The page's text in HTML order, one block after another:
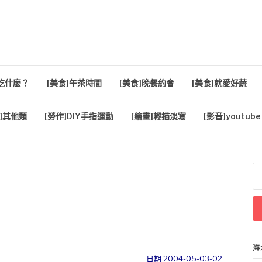
什麼？ [美食]午茶時間 [美食]晚餐約會 [美食]就愛好蔬
他類 [勞作]DIY手指運動 [繪畫]輕描淡寫 [影音]youtube
日期 2004-05-03-02
關
字:
海